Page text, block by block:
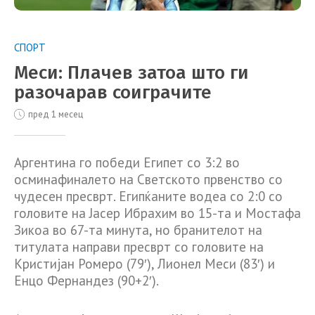
СПОРТ
Меси: Плачев затоа што ги
разочарав соиграчите
пред 1 месец
Аргентина го победи Египет со 3:2 во
осминафиналето на Светското првенство со
чудесен пресврт. Египќаните водеа со 2:0 со
головите на Јасер Ибрахим во 15-та и Мостафа
Зикоа во 67-та минута, но бранителот на
титулата направи пресврт со головите на
Кристијан Ромеро (79′), Лионел Меси (83′) и
Енцо Фернандез (90+2′).